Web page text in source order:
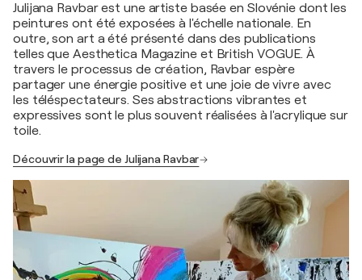
Julijana Ravbar est une artiste basée en Slovénie dont les
peintures ont été exposées à l'échelle nationale. En
outre, son art a été présenté dans des publications
telles que Aesthetica Magazine et British VOGUE. À
travers le processus de création, Ravbar espère
partager une énergie positive et une joie de vivre avec
les téléspectateurs. Ses abstractions vibrantes et
expressives sont le plus souvent réalisées à l'acrylique sur
toile.
Découvrir la page de Julijana Ravbar